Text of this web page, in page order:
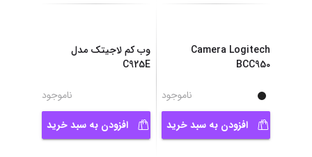
Camera Logitech
وب کم لاجیتک مدل